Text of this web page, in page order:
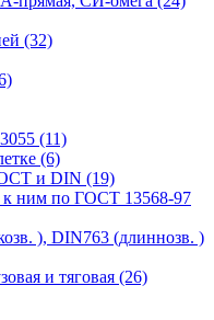
(32)
(11)
(6)
и DIN (19)
ним по ГОСТ 13568-97
), DIN763 (длиннозв. )
и тяговая (26)